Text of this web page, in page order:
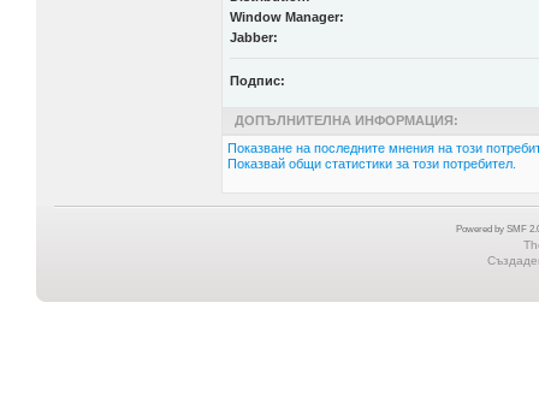
Window Manager:
Jabber:
Подпис:
ДОПЪЛНИТЕЛНА ИНФОРМАЦИЯ:
Показване на последните мнения на този
Показвай общи статистики за този потребител.
Powered by SMF